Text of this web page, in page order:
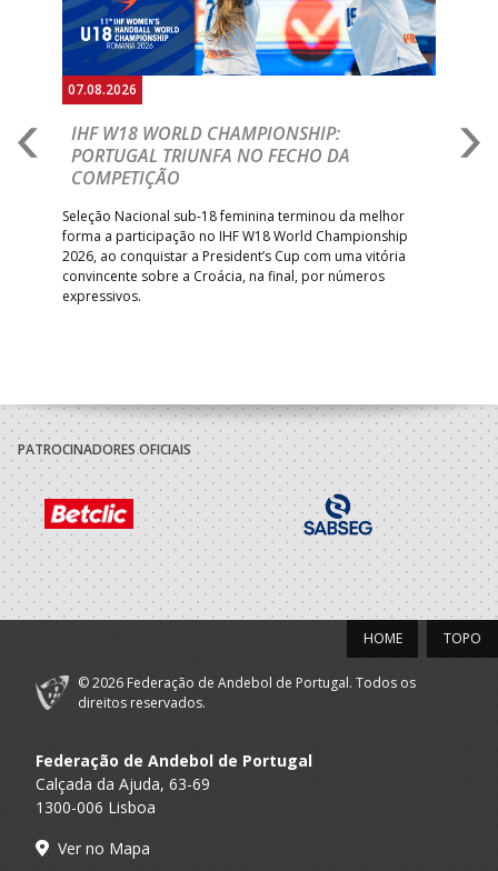
07.08.2026
IHF W18 WORLD CHAMPIONSHIP:
PORTUGAL TRIUNFA NO FECHO DA
COMPETIÇÃO
Seleção Nacional sub-18 feminina terminou da melhor
forma a participação no IHF W18 World Championship
2026, ao conquistar a President’s Cup com uma vitória
convincente sobre a Croácia, na final, por números
expressivos.
PATROCINADORES OFICIAIS
TOPO
HOME
© 2026 Federação de Andebol de Portugal. Todos os
direitos reservados.
Federação de Andebol de Portugal
Calçada da Ajuda, 63-69
1300-006 Lisboa
Ver no Mapa